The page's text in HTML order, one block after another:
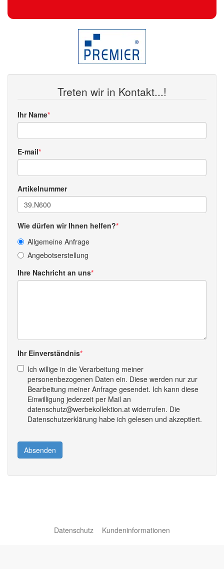
Treten wir in Kontakt...!
Ihr Name
E-mail
Artikelnummer
Wie dürfen wir Ihnen helfen?
Allgemeine Anfrage
Angebotserstellung
Ihre Nachricht an uns
Ihr Einverständnis
Ich willige in die Verarbeitung meiner
personenbezogenen Daten ein. Diese werden nur zur
Bearbeitung meiner Anfrage gesendet. Ich kann diese
Einwilligung jederzeit per Mail an
datenschutz@werbekollektion.at widerrufen. Die
Datenschutzerklärung habe ich gelesen und akzeptiert.
Absenden
Datenschutz Kundeninformationen